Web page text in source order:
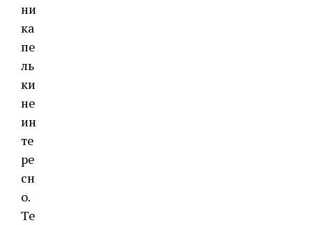
ни
ка
пе
ль
ки
не
ин
те
ре
сн
о.
Те